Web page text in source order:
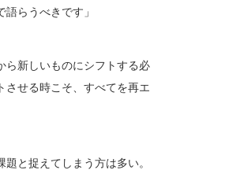
らうべきです」
ら新しいものにシフトする必
させる時こそ、すべてを再エ
と捉えてしまう方は多い。